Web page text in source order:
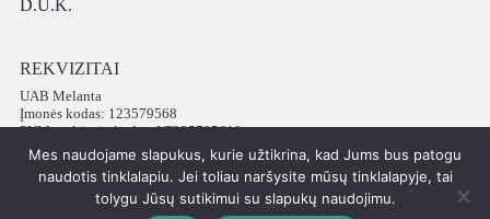
D.U.K.
REKVIZITAI
UAB Melanta
Įmonės kodas: 123579568
PVM mokėtojo kodas: LT235795610
Adresas: Vokiečių g. 16, LT-01130 Vilnius
Telefonas: +37065672540
Mes naudojame slapukus, kurie užtikrina, kad Jums bus patogu
naudotis tinklalapiu. Jei toliau naršysite mūsų tinklalapyje, tai
tolygu Jūsų sutikimui su slapukų naudojimu.